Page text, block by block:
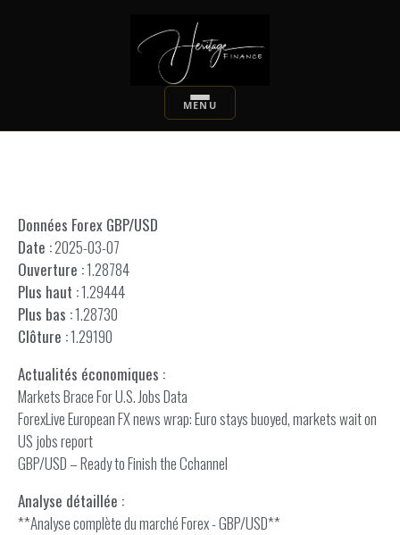
Données Forex GBP/USD
Date :2025-03-07
Ouverture :1.28784
Plus haut :1.29444
Plus bas :1.28730
Clôture :1.29190
Actualités économiques :
Markets Brace For U.S. Jobs Data
ForexLive European FX news wrap: Euro stays buoyed, markets wait on
US jobs report
GBP/USD – Ready to Finish the Cchannel
Analyse détaillée :
**Analyse complète du marché Forex - GBP/USD**